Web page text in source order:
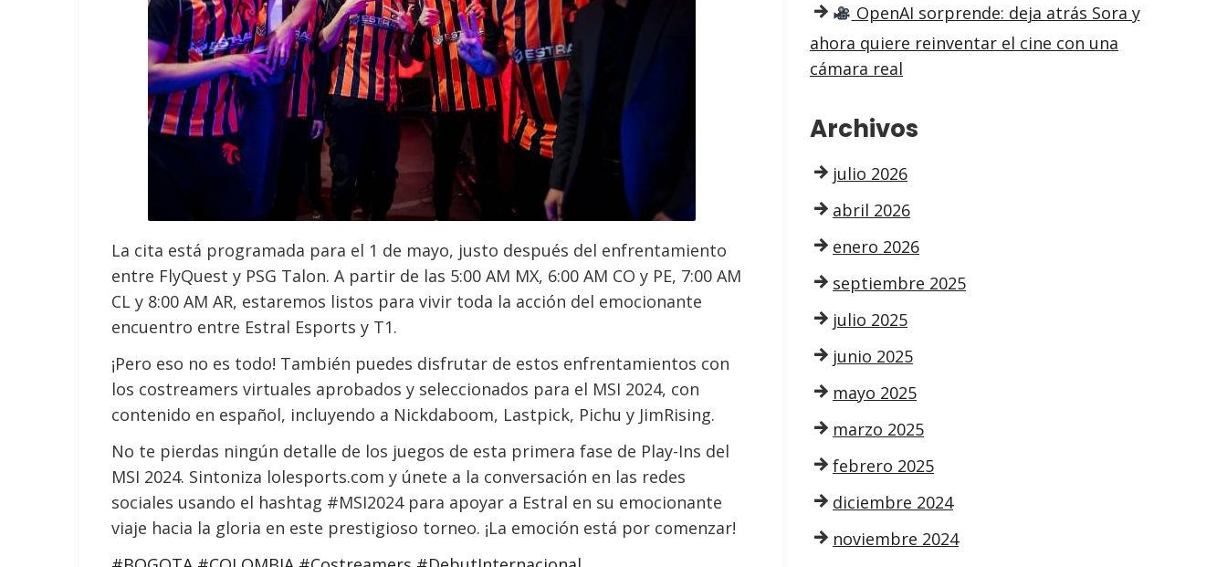
La cita está programada para el 1 de mayo, justo después del enfrentamiento
entre FlyQuest y PSG Talon. A partir de las 5:00 AM MX, 6:00 AM CO y PE, 7:00 AM
CL y 8:00 AM AR, estaremos listos para vivir toda la acción del emocionante
encuentro entre Estral Esports y T1.
¡Pero eso no es todo! También puedes disfrutar de estos enfrentamientos con
los costreamers virtuales aprobados y seleccionados para el MSI 2024, con
contenido en español, incluyendo a Nickdaboom, Lastpick, Pichu y JimRising.
No te pierdas ningún detalle de los juegos de esta primera fase de Play-Ins del
MSI 2024. Sintoniza lolesports.com y únete a la conversación en las redes
sociales usando el hashtag #MSI2024 para apoyar a Estral en su emocionante
viaje hacia la gloria en este prestigioso torneo. ¡La emoción está por comenzar!
OpenAI sorprende: deja atrás Sora y
ahora quiere reinventar el cine con una
cámara real
Archivos
julio 2026
abril 2026
enero 2026
septiembre 2025
julio 2025
junio 2025
mayo 2025
marzo 2025
febrero 2025
diciembre 2024
noviembre 2024